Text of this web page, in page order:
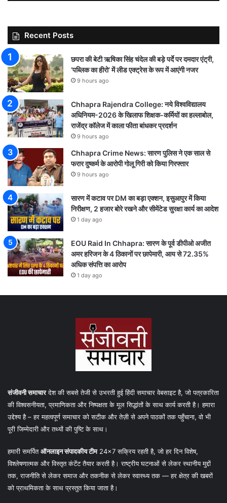
Recent Posts
छपरा की बेटी ऋषिका सिंह चंदेल की बड़े पर्दे पर दमदार एंट्री,
‘पब्लिक का हीरो’ में लीड एक्ट्रेस के रूप में आएंगी नजर
9 hours ago
Chhapra Rajendra College: नये विश्वविद्यालय
अधिनियम-2026 के खिलाफ शिक्षक-कर्मियों का हल्लाबोल,
राजेंद्र कॉलेज में काला फीता बांधकर प्रदर्शन
9 hours ago
Chhapra Crime News: सारण पुलिस ने एक साल से
फरार दुष्कर्म के आरोपी गोलू गिरी को किया गिरफ्तार
9 hours ago
सारण में कटाव पर DM का बड़ा एक्शन, इसुआपुर में किया
निरीक्षण, 2 हजार बोरे रखने और सीमेंटेड सुरक्षा कार्य का आदेश
1 day ago
EOU Raid In Chhapra: सारण के पूर्व डीपीओ अजीत
अमर हरिजन के 4 ठिकानों पर छापेमारी, आय से 72.35%
अधिक संपत्ति का आरोप
1 day ago
संजीवनी समाचारदेश की सबसे तेजी से उभरती हुई हिंदी समाचार वेबसाइट है, जो पत्रकारिता
की विश्वसनीयता, प्रमाणिकता और निष्पक्षता के मूल सिद्धांतों के साथ कार्य करती है। हमारा
उद्देश्य है – हर महत्वपूर्ण समाचार को सटीक और तेज़ी से अपने पाठकों तक पहुँचाना, वो भी
पूरी जिम्मेदारी और तथ्यों की पुष्टि के साथ।
हमारी समर्पितऑनलाइन संपादकीय टीम24×7 सक्रिय रहती है, जो हर दिन विशेष,
विश्लेषणात्मक और विस्तृत कंटेंट तैयार करती है। राष्ट्रीय घटनाओं से लेकर स्थानीय मुद्दों
तक, राजनीति से लेकर समाज और तकनीक से लेकर स्वास्थ्य तक — हर क्षेत्र की खबरों
को प्राथमिकता के साथ प्रस्तुत किया जाता है।